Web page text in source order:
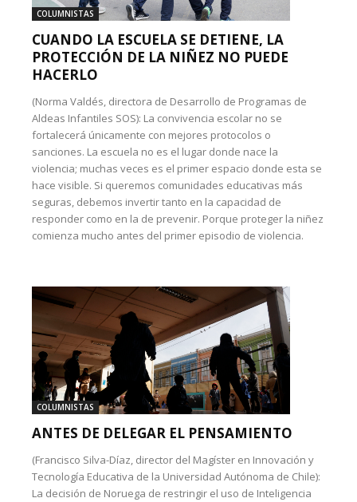
COLUMNISTAS
CUANDO LA ESCUELA SE DETIENE, LA
PROTECCIÓN DE LA NIÑEZ NO PUEDE
HACERLO
(Norma Valdés, directora de Desarrollo de Programas de
Aldeas Infantiles SOS): La convivencia escolar no se
fortalecerá únicamente con mejores protocolos o
sanciones. La escuela no es el lugar donde nace la
violencia; muchas veces es el primer espacio donde esta se
hace visible. Si queremos comunidades educativas más
seguras, debemos invertir tanto en la capacidad de
responder como en la de prevenir. Porque proteger la niñez
comienza mucho antes del primer episodio de violencia.
COLUMNISTAS
ANTES DE DELEGAR EL PENSAMIENTO
(Francisco Silva-Díaz, director del Magíster en Innovación y
Tecnología Educativa de la Universidad Autónoma de Chile):
La decisión de Noruega de restringir el uso de Inteligencia